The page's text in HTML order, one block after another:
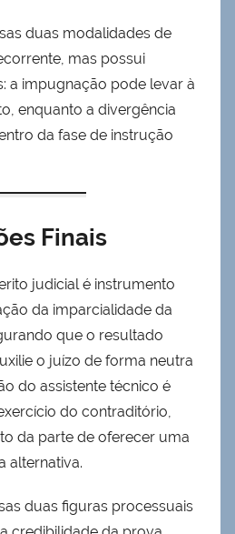
duas modalidades de
mas possui
a impugnação pode levar à
enquanto a divergência
da fase de instrução
Finais
judicial é instrumento
da imparcialidade da
que o resultado
o juízo de forma neutra
do assistente técnico é
do contraditório,
da parte de oferecer uma
alternativa.
duas figuras processuais